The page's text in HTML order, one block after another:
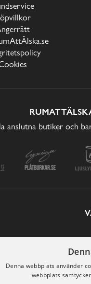
anslutna butiker och
Denna webbplats använder
webbplats